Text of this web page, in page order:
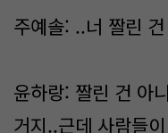
주예솔: ..너 짤린
윤하랑: 짤린 건 아
거지..근데 사람들